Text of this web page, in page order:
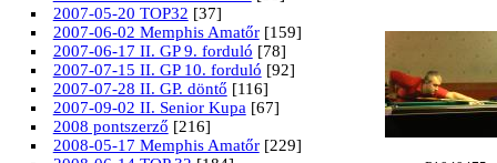
2007-05-20 TOP32 [37]
2007-06-02 Memphis Amatőr [159]
2007-06-17 II. GP 9. forduló [78]
2007-07-15 II. GP 10. forduló [92]
2007-07-28 II. GP. döntő [116]
2007-09-02 II. Senior Kupa [67]
2008 pontszerző [216]
2008-05-17 Memphis Amatőr [229]